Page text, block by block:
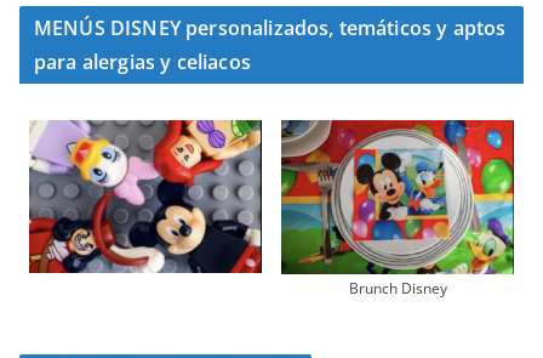
MENÚS DISNEY personalizados, temáticos y aptos
para alergias y celiacos
Brunch Disney